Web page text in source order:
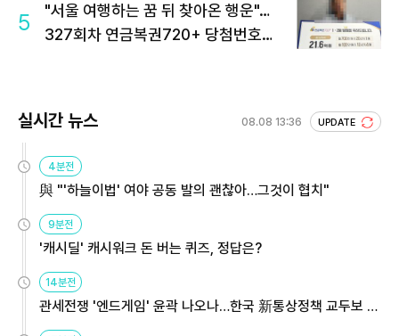
5
"서울 여행하는 꿈 뒤 찾아온 행운"…
327회차 연금복권720+ 당첨번호조
실시간 뉴스 08.08 13:36 UPDATE
4분전
與 "'하늘이법' 여야 공동 발의 괜찮아…그것이 협치"
9분전
'캐시딜' 캐시워크 돈 버는 퀴즈, 정답은?
14분전
관세전쟁 '엔드게임' 윤곽 나오나…한국 新통상정책 교두보 활
용해야